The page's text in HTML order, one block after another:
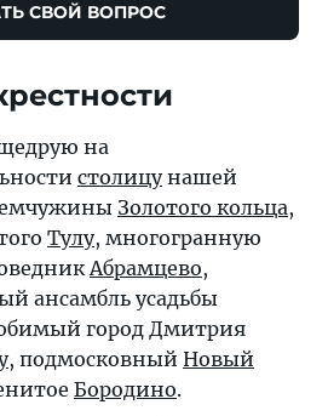
СВОЙ ВОПРОС
на
столицунашей
Золотого кольца,
Тулу, многогранную
Абрамцево,
ансамбль усадьбы
город Дмитрия
, подмосковный Новый
Бородино.